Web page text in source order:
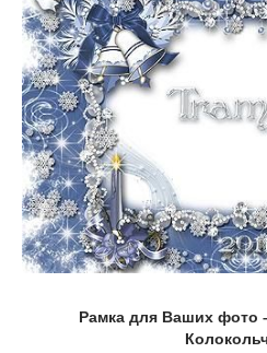
Рамка для Ваших фото